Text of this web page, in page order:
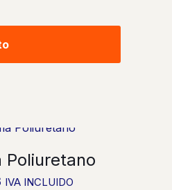
Poliuretano
IVA INCLUIDO